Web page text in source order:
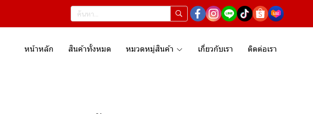
หน้าหลัก สินค้าทั้งหมด หมวดหมู่สินค้า เกี่ยวกับเรา ติดต่อเรา